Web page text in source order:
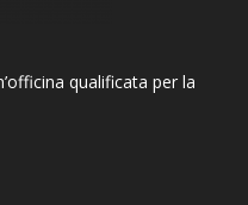
qualificata per la